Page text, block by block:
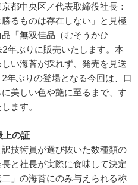
都中央区／代表取締役社長：
るものは存在しない」と見極
「無双佳品（むそうかひ
年ぶりに販売いたします。本
い海苔が採れず、発売を見送
年ぶりの登場となる今回は、口
美しい色や艶に至るまで、す
ます。
上の証
技術員が選び抜いた数種類の
と社長が実際に食味して決定
」の海苔にのみ与えられる称